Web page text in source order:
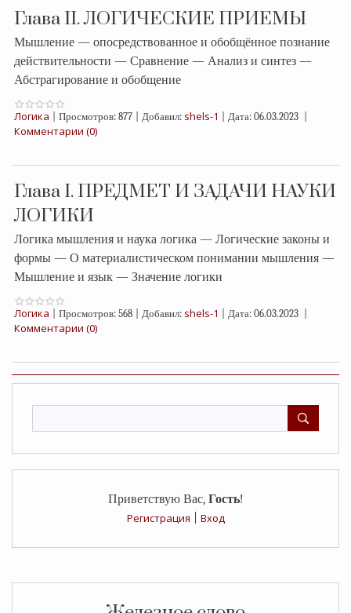
Приветствую Вас, Гость!
Регистрация
Вход
Глава II. ЛОГИЧЕСКИЕ ПРИЕМЫ
Мышление — опосредствованное и обобщённое познание
действительности — Сравнение — Анализ и синтез —
Абстрагирование и обобщение
Логика Просмотров: 877 Добавил: shels-1 Дата: 06.03.2023
Комментарии (0)
Глава I. ПРЕДМЕТ И ЗАДАЧИ НАУКИ
ЛОГИКИ
Логика мышления и наука логика — Логические законы и
формы — О материалистическом понимании мышления —
Мышление и язык — Значение логики
Логика Просмотров: 568 Добавил: shels-1 Дата: 06.03.2023
Комментарии (0)